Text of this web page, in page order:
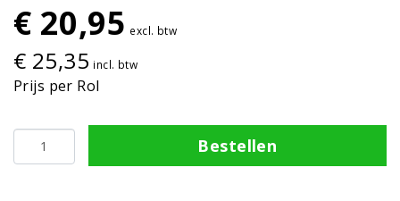
€ 20,95 excl. btw
€ 25,35 incl. btw
Prijs per Rol
Bestellen